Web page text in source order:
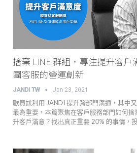
捨棄 LINE 群組，專注提升客
團客服的營運創新
JANDI TW Jan 23, 2021
歐買尬利用 JANDI 提升跨部門溝通，其中
最為重要，本篇聚焦在客戶服務部門如何捨
升客戶滿意？找出真正重要 20% 的事情，